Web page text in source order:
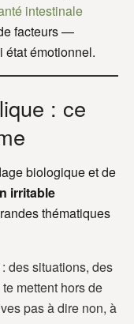
intestinale
facteurs —
état émotionnel.
: ce
biologique et de
irritable
thématiques
: des situations, des
mettent hors de
pas à dire non, à